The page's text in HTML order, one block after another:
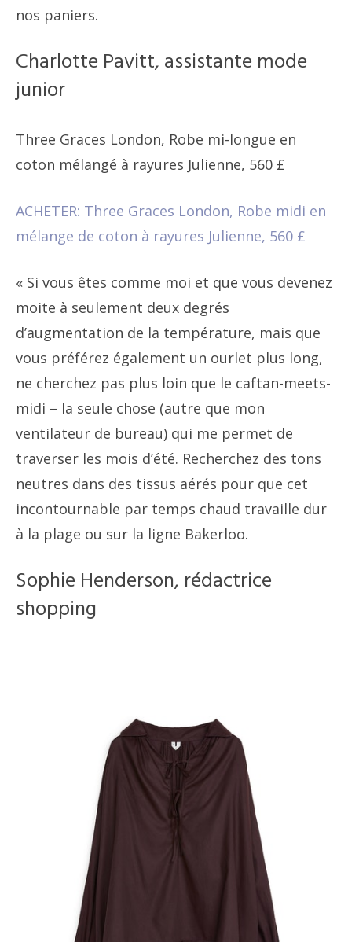
nos paniers.
Charlotte Pavitt, assistante mode
junior
Three Graces London, Robe mi-longue en
coton mélangé à rayures Julienne, 560 £
ACHETER: Three Graces London, Robe midi en
mélange de coton à rayures Julienne, 560 £
« Si vous êtes comme moi et que vous devenez
moite à seulement deux degrés
d’augmentation de la température, mais que
vous préférez également un ourlet plus long,
ne cherchez pas plus loin que le caftan-meets-
midi – la seule chose (autre que mon
ventilateur de bureau) qui me permet de
traverser les mois d’été. Recherchez des tons
neutres dans des tissus aérés pour que cet
incontournable par temps chaud travaille dur
à la plage ou sur la ligne Bakerloo.
Sophie Henderson, rédactrice
shopping